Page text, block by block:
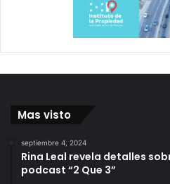
Mas visto
septiembre 4, 2024
Rina Leal revela detalles
podcast “2 Que 3”